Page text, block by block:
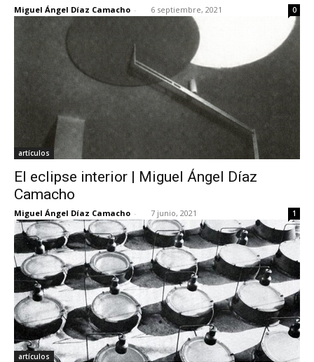
Miguel Ángel Díaz Camacho - 6 septiembre, 2021 0
artículos
El eclipse interior | Miguel Ángel Díaz
Camacho
Miguel Ángel Díaz Camacho - 7 junio, 2021 1
artículos